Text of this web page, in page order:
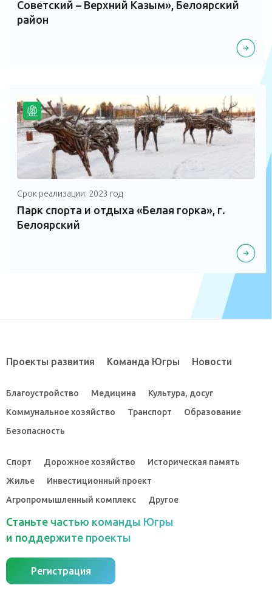
Советский – Верхний Казым», Белоярский
район
Срок реализации: 2023 год
Парк спорта и отдыха «Белая горка», г.
Белоярский
Проекты развития Команда Югры Новости
Благоустройство Медицина
Культура, досуг
Коммунальное хозяйство
Транспорт
Образование
Безопасность
Спорт Дорожное хозяйство
Историческая память
Жилье
Инвестиционный проект
Агропромышленный комплекс
Другое
Станьте частью команды Югры
и поддержите проекты
Регистрация